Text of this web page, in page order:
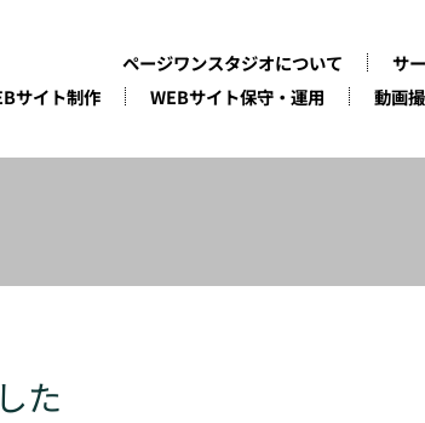
ページワンスタジオについて サ
サイト制作
WEBサイト保守・運用 動画
た